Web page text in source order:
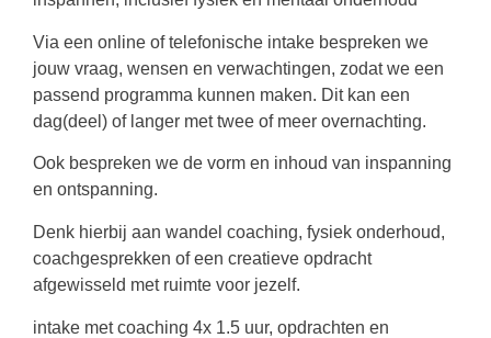
Via een online of telefonische intake bespreken we
jouw vraag, wensen en verwachtingen, zodat we een
passend programma kunnen maken. Dit kan een
dag(deel) of langer met twee of meer overnachting.
Ook bespreken we de vorm en inhoud van inspanning
en ontspanning.
Denk hierbij aan wandel coaching, fysiek onderhoud,
coachgesprekken of een creatieve opdracht
afgewisseld met ruimte voor jezelf.
intake met coaching 4x 1.5 uur, opdrachten en